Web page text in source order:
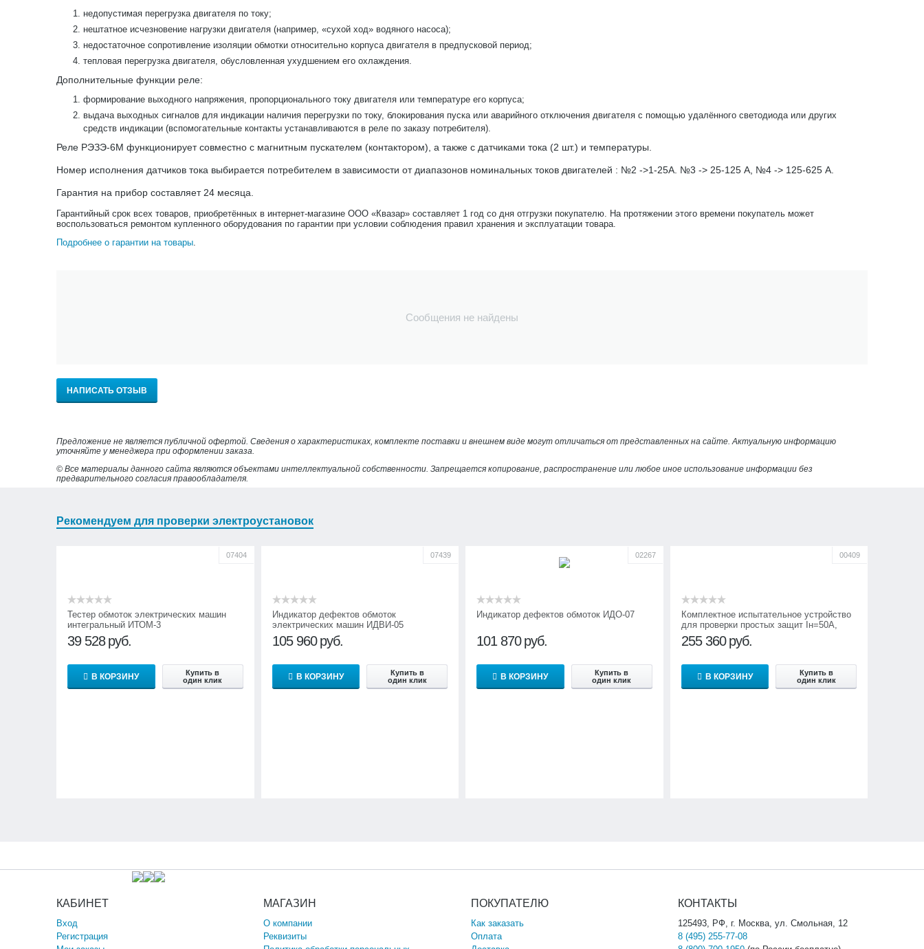
недопустимая перегрузка двигателя по току;
нештатное исчезновение нагрузки двигателя (например, «сухой ход» водяного насоса);
недостаточное сопротивление изоляции обмотки относительно корпуса двигателя в предпусковой период;
тепловая перегрузка двигателя, обусловленная ухудшением его охлаждения.
Дополнительные функции реле:
формирование выходного напряжения, пропорционального току двигателя или температуре его корпуса;
выдача выходных сигналов для индикации наличия перегрузки по току, блокирования пуска или аварийного отключения двигателя с помощью удалённого светодиода или других
средств индикации (вспомогательные контакты устанавливаются в реле по заказу потребителя).
Реле РЭЗЭ-6М функционирует совместно с магнитным пускателем (контактором), а также с датчиками тока (2 шт.) и температуры.
Номер исполнения датчиков тока выбирается потребителем в зависимости от диапазонов номинальных токов двигателей : №2 ->1-25А. №3 -> 25-125 А, №4 -> 125-625 А.
Гарантия на прибор составляет 24 месяца.
Гарантийный срок всех товаров, приобретённых в интернет-магазине ООО «Квазар» составляет 1 год со дня отгрузки покупателю. На протяжении этого времени покупатель может
воспользоваться ремонтом купленного оборудования по гарантии при условии соблюдения правил хранения и эксплуатации товара.
Подробнее о гарантии на товары
Сообщения не найдены
НАПИСАТЬ ОТЗЫВ
Предложение не является публичной офертой. Сведения о характеристиках, комплекте поставки и внешнем виде могут отличаться от представленных на сайте. Актуальную информацию
уточняйте у менеджера при оформлении заказа.
© Все материалы данного сайта являются объектами интеллектуальной собственности. Запрещается копирование, распространение или любое иное использование информации без
предварительного согласия правообладателя.
Рекомендуем для проверки электроустановок
07404
Тестер обмоток электрических машин
интегральный ИТОМ-3
39 528 руб.
В КОРЗИНУ
Купить в
один клик
07439
Индикатор дефектов обмоток
электрических машин ИДВИ-05
105 960 руб.
В КОРЗИНУ
Купить в
один клик
02267
Индикатор дефектов обмоток ИДО-07
101 870 руб.
В КОРЗИНУ
Купить в
один клик
00409
Комплектное испытательное устройство
для проверки простых защит Iн=50А,
Р=0,5кВт Нептун
255 360 руб.
В КОРЗИНУ
Купить в
один клик
КАБИНЕТ
Вход
Регистрация
МАГАЗИН
О компании
Реквизиты
ПОКУПАТЕЛЮ
Как заказать
Оплата
КОНТАКТЫ
125493, РФ, г. Москва, ул. Смольная, 12
8 (495) 255-77-08